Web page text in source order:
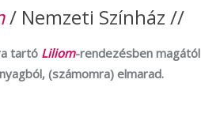
/ Nemzeti Színház //
tartó Liliom-rendezésben magától
(számomra) elmarad.